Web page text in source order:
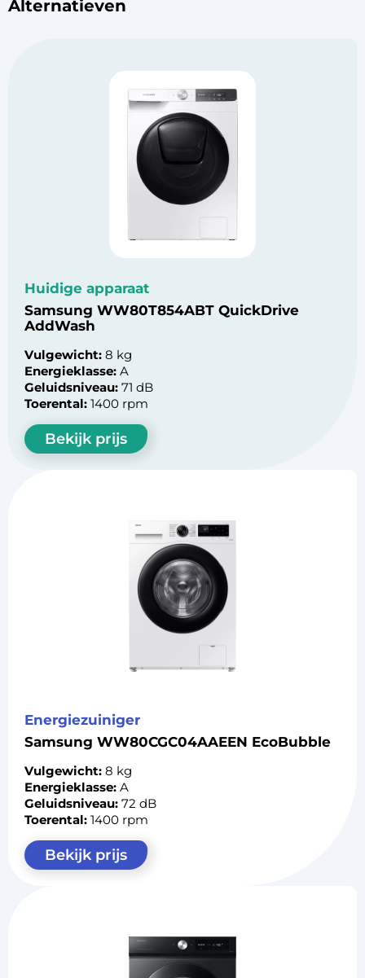
Alternatieven
Huidige apparaat
Samsung WW80T854ABT QuickDrive
AddWash
Vulgewicht: 8 kg
Energieklasse: A
Geluidsniveau: 71 dB
Toerental: 1400 rpm
Bekijk prijs
Energiezuiniger
Samsung WW80CGC04AAEEN EcoBubble
Vulgewicht: 8 kg
Energieklasse: A
Geluidsniveau: 72 dB
Toerental: 1400 rpm
Bekijk prijs